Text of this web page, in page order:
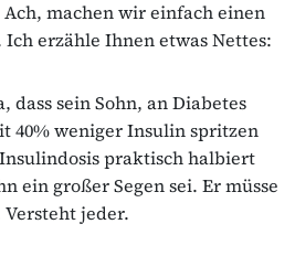
machen wir einfach einen
erzähle Ihnen etwas Nettes:
dass sein Sohn, an Diabetes
40% weniger Insulin spritzen
praktisch halbiert
ein großer Segen sei. Er müsse
jeder.